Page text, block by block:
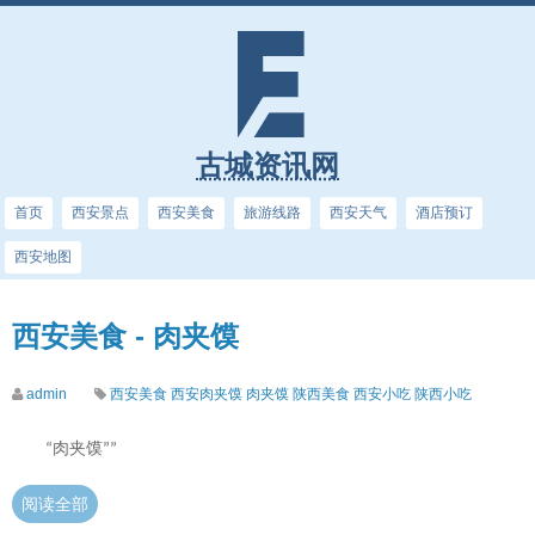
古城资讯网
首页 西安景点 西安美食 旅游线路 西安天气 酒店预订
西安地图
西安美食 - 肉夹馍
admin 西安美食 西安肉夹馍 肉夹馍 陕西美食 西安小吃 陕西小吃
“肉夹馍””
阅读全部